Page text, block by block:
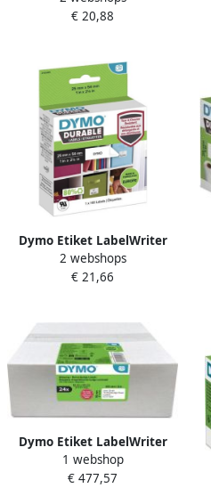
badgelabel zwart geel
€ 20,88
Dymo Etiket LabelWriter
industrieel 25x54mm 1 rol
Ã¡ 160 stuks wit
2 webshops
€ 21,66
Dymo Etiket LabelWriter
naamkaart 54x101mm 24
rollená 220 stuks wit
1 webshop
€ 477,57